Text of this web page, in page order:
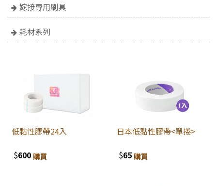
嫁接專用刷具
耗材系列
低黏性膠帶24入
$600購買
日本低黏性膠帶<單捲>
$65 購買